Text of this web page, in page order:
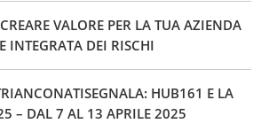
VALORE PER LA TUA AZIENDA
INTEGRATA DEI RISCHI
HUB161 E LA
– DAL 7 AL 13 APRILE 2025